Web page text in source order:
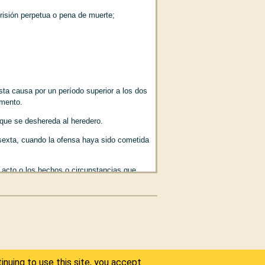
234)
encargadas de que se nombren los
perpetua o pena de muerte;
causa por un período superior a los dos
se deshereda al heredero.
cuando la ofensa haya sido cometida
o los hechos o circunstancias que
por la preponderancia de la
acaecimiento de la razón, los hechos o
to use this site, you accept